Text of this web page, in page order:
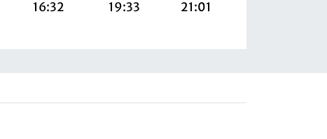
16:32 19:33 21:01